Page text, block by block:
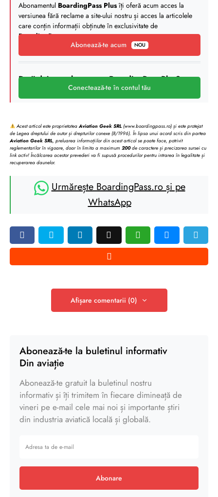
Abonamentul BoardingPass Plusîți oferă acum acces la
versiunea fără reclame a site-ului nostru și acces la articolele
care conțin informații obținute în exclusivitate de
BoardingPass.
Abonează-te acum
NOU
Deții deja un abonament BoardingPass Plus?
Conectează-te în contul tău
Acest articol este proprietateaAviation Geek SRL (www.boardingpass.ro) și este protejat
de Legea dreptului de autor și drepturilor conexe (8/1996). În lipsa unui acord scris din partea
Aviation Geek SRL, preluarea informațiilor din acest articol se poate face, potrivit
reglementarilor în vigoare, doar în limita a maximum 200de caractere și precizarea sursei cu
link activ! Încălcarea acestor prevederi va fi supusă procedurilor pentru intrarea în legalitate și
recuperarea daunelor.
Urmărește BoardingPass.ro și pe
WhatsApp
Afișare comentarii (0)
Abonează-te la buletinul informativ
Din aviație
Abonează-te gratuit la buletinul nostru
informativ și îți trimitem în fiecare dimineață de
vineri pe e-mail cele mai noi și importante știri
din industria aviatică locală și globală.
Abonare